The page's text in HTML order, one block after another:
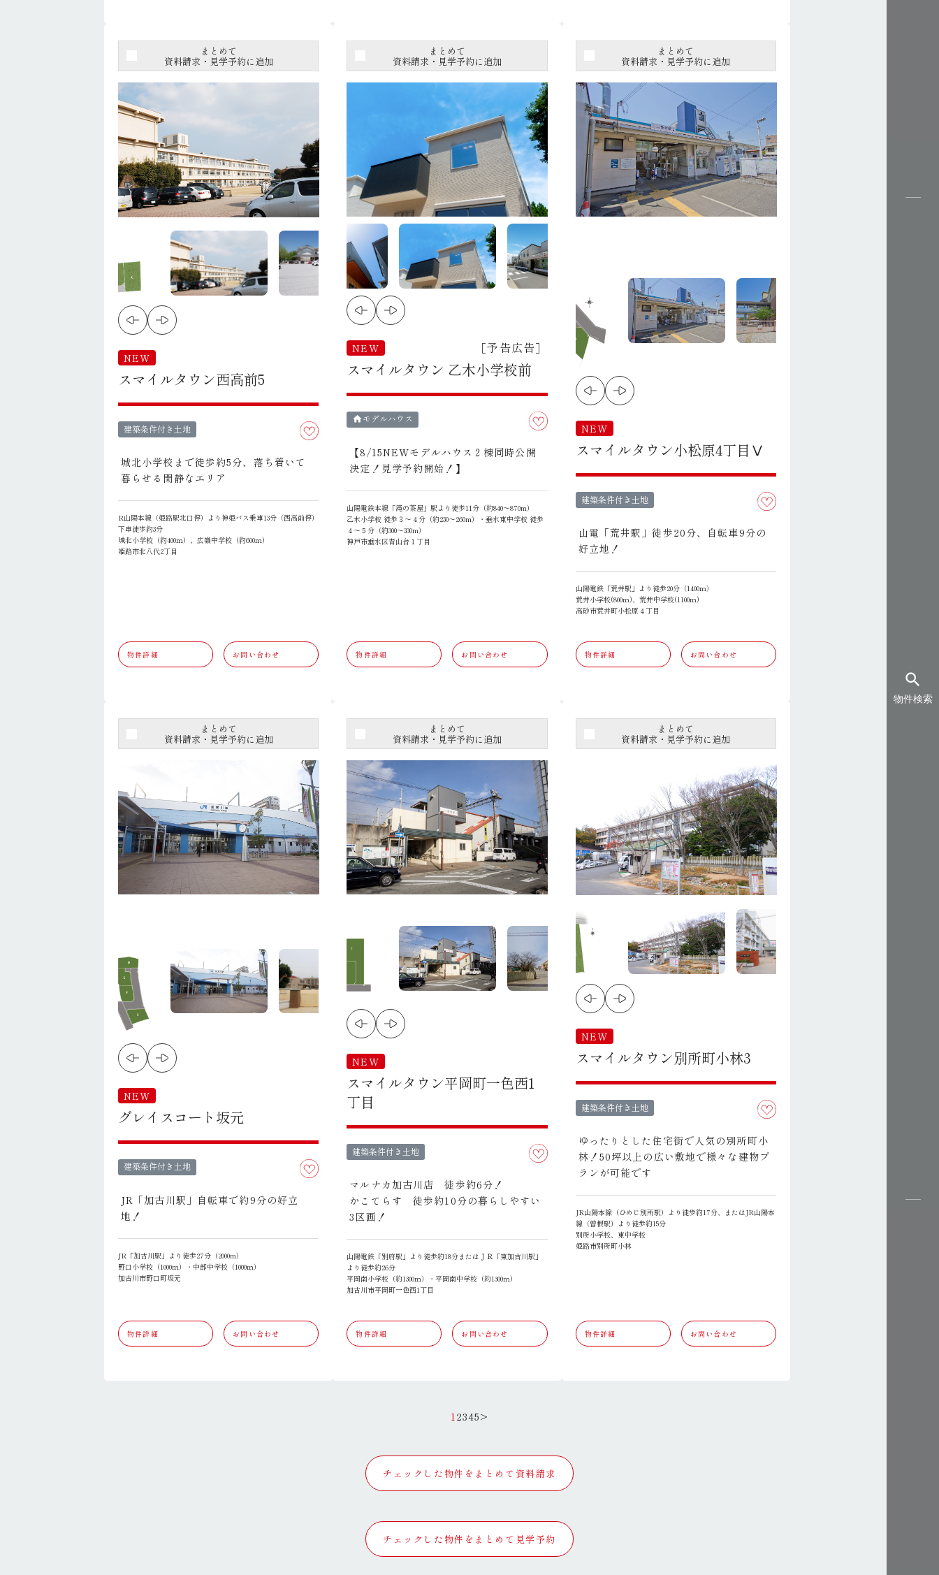
search
物件検索
まとめて
資料請求・見学予約に追加
NEW
スマイルタウン西高前5
建築条件付き土地
城北小学校まで徒歩約5分、落ち着いて
暮らせる閑静なエリア
R山陽本線（姫路駅北口停）より神姫バス乗車13分（西高前停）
下車徒歩約3分
城北小学校（約400ｍ）、広嶺中学校（約600ｍ）
姫路市北八代2丁目
物件詳細 お問い合わせ
まとめて
資料請求・見学予約に追加
NEW ［予告広告］
スマイルタウン 乙木小学校前
home モデルハウス
【8/15NEWモデルハウス２棟同時公開
決定！見学予約開始！】
山陽電鉄本線「滝の茶屋」駅より徒歩11分（約840～870m）
乙木小学校 徒歩３～４分（約230～260m）・垂水東中学校 徒歩
４～５分（約300～330m）
神戸市垂水区青山台１丁目
物件詳細 お問い合わせ
まとめて
資料請求・見学予約に追加
NEW
スマイルタウン小松原4丁目Ⅴ
建築条件付き土地
山電「荒井駅」徒歩20分、自転車9分の
好立地！
山陽電鉄「荒井駅」より徒歩20分（1400ｍ）
荒井小学校(800ｍ)、荒井中学校(1100ｍ)
高砂市荒井町小松原４丁目
物件詳細 お問い合わせ
まとめて
資料請求・見学予約に追加
NEW
グレイスコート坂元
建築条件付き土地
JR「加古川駅」自転車で約9分の好立
地！
JR「加古川駅」より徒歩27分（2000m）
野口小学校（1000ｍ）・中部中学校（1000ｍ）
加古川市野口町坂元
物件詳細 お問い合わせ
まとめて
資料請求・見学予約に追加
NEW
スマイルタウン平岡町一色西1
丁目
建築条件付き土地
マルナカ加古川店 徒歩約6分！
かこてらす 徒歩約10分の暮らしやすい
3区画！
山陽電鉄「別府駅」より徒歩約18分またはＪＲ「東加古川駅」
より徒歩約26分
平岡南小学校（約1300ｍ）・平岡南中学校（約1300ｍ）
加古川市平岡町一色西1丁目
物件詳細 お問い合わせ
まとめて
資料請求・見学予約に追加
NEW
スマイルタウン別所町小林3
建築条件付き土地
ゆったりとした住宅街で人気の別所町小
林！50坪以上の広い敷地で様々な建物プ
ランが可能です
JR山陽本線（ひめじ別所駅）より徒歩約17分、またはJR山陽本
線（曽根駅）より徒歩約15分
別所小学校、東中学校
姫路市別所町小林
物件詳細 お問い合わせ
12345>
チェックした物件をまとめて資料請求
チェックした物件をまとめて見学予約